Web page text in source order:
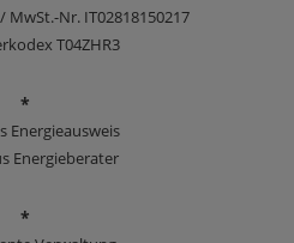
MwSt.-Nr. IT02818150217
T04ZHR3
*
Energieausweis
Energieberater
*